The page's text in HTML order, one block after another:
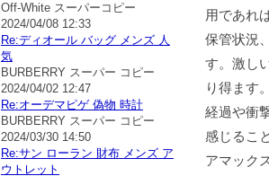
用であれ
保管状況
す。激し
り得ます
経過や衝
感じるこ
アマック
Off-White スーパーコピー
2024/04/08 12:33
Re:ディオール バッグ メンズ 人
気
BURBERRY スーパー コピー
2024/04/02 12:47
Re:オーデマピゲ 偽物 時計
BURBERRY スーパー コピー
2024/03/30 14:50
Re:サン ローラン 財布 メンズ ア
ウトレット